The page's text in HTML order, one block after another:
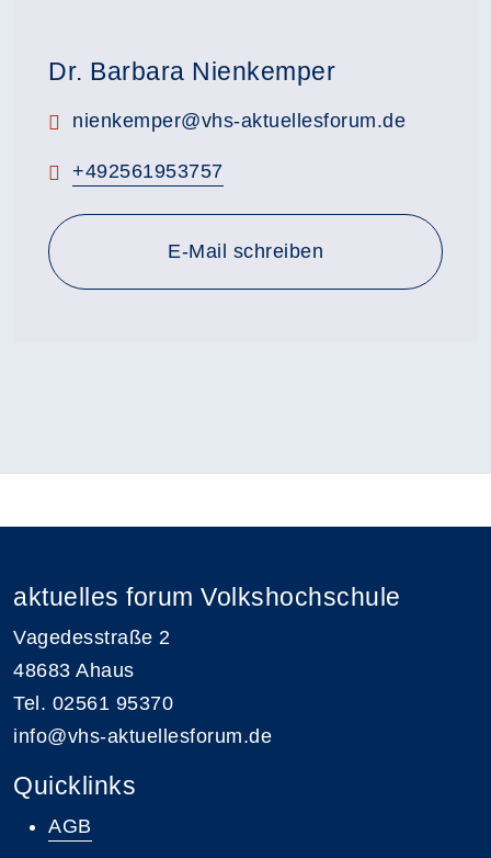
Dr. Barbara Nienkemper
E-Mail:
nienkemper@vhs-aktuellesforum.de
Telefon:
+492561953757
E-Mail schreiben
aktuelles forum Volkshochschule
Vagedesstraße 2
48683 Ahaus
Tel. 02561 95370
info@vhs-aktuellesforum.de
Quicklinks
AGB